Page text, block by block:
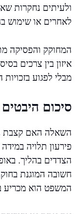
ולעיתים נחקרות
לאחרים או שימוש
המחוקק והפסיקה
איזון בין צרכים
מבלי לפגוע
סיכום היבטים
השאלה האם קצבת
פירעון תלויה
הצדדים בהליך.
חשובה המוגנת
המשפט הוא מכריע